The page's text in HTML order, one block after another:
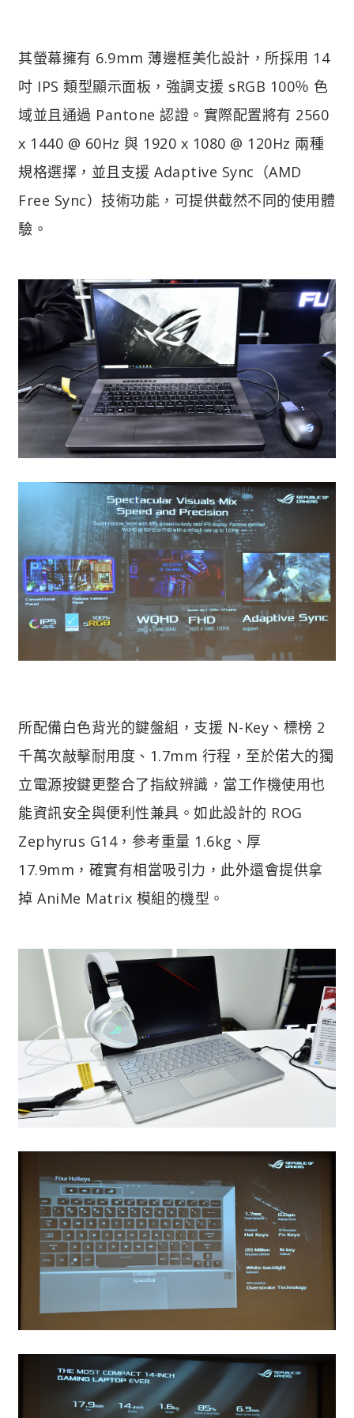
其螢幕擁有 6.9mm 薄邊框美化設計，所採用 14
吋 IPS 類型顯示面板，強調支援 sRGB 100％ 色
域並且通過 Pantone 認證。實際配置將有 2560
x 1440 @ 60Hz 與 1920 x 1080 @ 120Hz 兩種
規格選擇，並且支援 Adaptive Sync（AMD
Free Sync）技術功能，可提供截然不同的使用體
驗。
所配備白色背光的鍵盤組，支援 N-Key、標榜 2
千萬次敲擊耐用度、1.7mm 行程，至於偌大的獨
立電源按鍵更整合了指紋辨識，當工作機使用也
能資訊安全與便利性兼具。如此設計的 ROG
Zephyrus G14，參考重量 1.6kg、厚
17.9mm，確實有相當吸引力，此外還會提供拿
掉 AniMe Matrix 模組的機型。